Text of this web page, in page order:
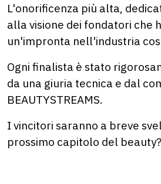
L'onorificenza più alta,
alla visione dei fondatori che
un'impronta nell'industria
Ogni finalista è stato
da una giuria tecnica e dal
BEAUTYSTREAMS.
I vincitori saranno a breve
prossimo capitolo del beauty?